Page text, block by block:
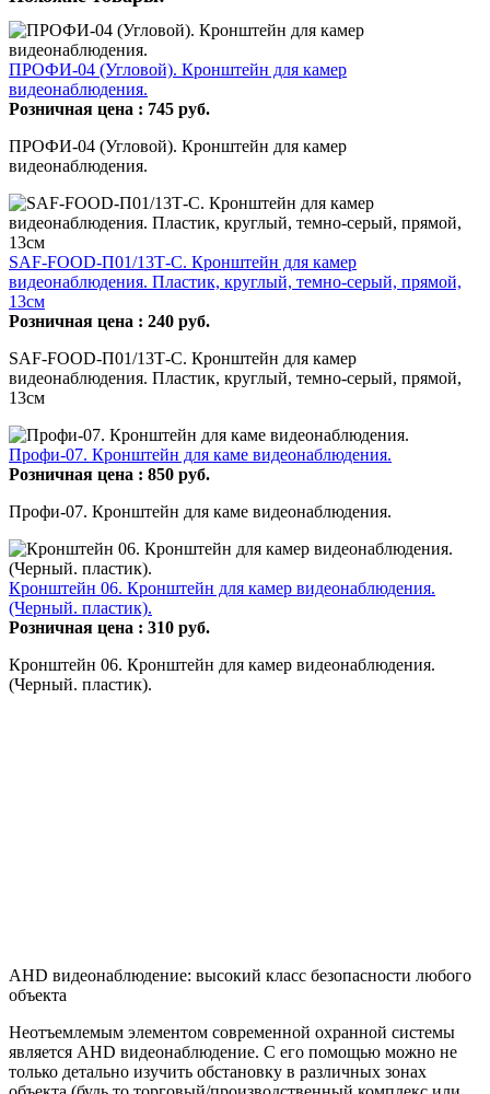
ПРОФИ-04 (Угловой). Кронштейн для камер
видеонаблюдения.
Розничная цена : 745 руб.
ПРОФИ-04 (Угловой). Кронштейн для камер
видеонаблюдения.
SAF-FOOD-П01/13Т-С. Кронштейн для камер
видеонаблюдения. Пластик, круглый, темно-серый, прямой,
13см
Розничная цена : 240 руб.
SAF-FOOD-П01/13Т-С. Кронштейн для камер
видеонаблюдения. Пластик, круглый, темно-серый, прямой,
13см
Профи-07. Кронштейн для каме видеонаблюдения.
Розничная цена : 850 руб.
Профи-07. Кронштейн для каме видеонаблюдения.
Кронштейн 06. Кронштейн для камер видеонаблюдения.
(Черный. пластик).
Розничная цена : 310 руб.
Кронштейн 06. Кронштейн для камер видеонаблюдения.
(Черный. пластик).
AHD видеонаблюдение: высокий класс безопасности любого
объекта
Неотъемлемым элементом современной охранной системы
является AHD видеонаблюдение. С его помощью можно не
только детально изучить обстановку в различных зонах